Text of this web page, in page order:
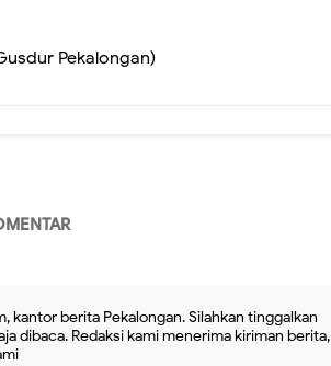
Pekalongan)
kantor berita Pekalongan. Silahkan tinggalkan
dibaca. Redaksi kami menerima kiriman berita,